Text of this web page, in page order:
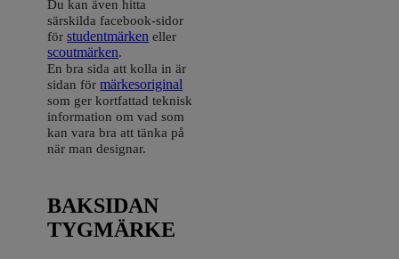
Du kan även hitta
särskilda facebook-sidor
förstudentmärken eller
scoutmärken.
En bra sida att kolla in är
sidan förmärkesoriginal
som ger kortfattad teknisk
information om vad som
kan vara bra att tänka på
när man designar.
BAKSIDAN
TYGMÄRKE